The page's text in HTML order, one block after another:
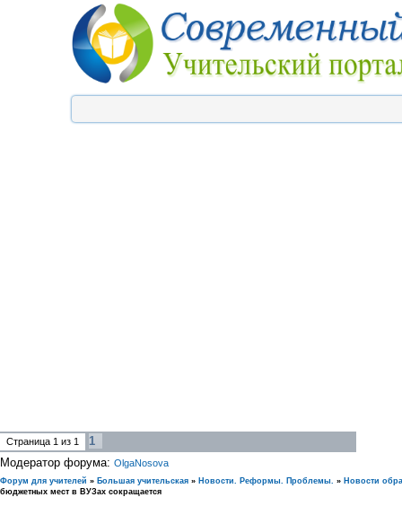
Страница 1 из 1
1
Модератор форума: OlgaNosova
Форум для учителей » Большая учительская » Новости. Реформы. Проблемы. » Новости
бюджетных мест в ВУЗах сокращается